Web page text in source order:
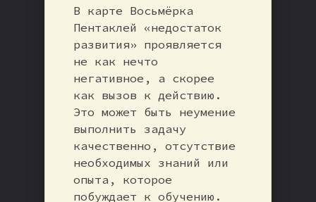
В карте Восьмёрка
Пентаклей «недостаток
развития» проявляется
не как нечто
негативное, а скорее
как вызов к действию.
Это может быть неумение
выполнить задачу
качественно, отсутствие
необходимых знаний или
опыта, которое
побуждает к обучению.